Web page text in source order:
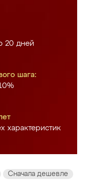
20 дней
шага:
характеристик
Сначала дешевле